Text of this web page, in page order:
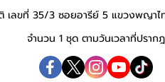
เลขที่ 35/3 ซอยอารีย์ 5 แขวงพญา
จำนวน 1 ชุด ตามวันเวลาที่ปรากฎ